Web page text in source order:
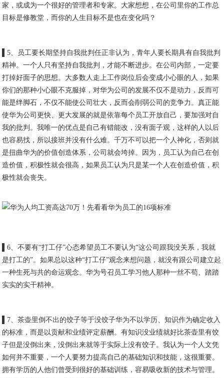
家，或成为一个很好的管理者和专家。大家想想，在公司里你的工作总
目标是修教堂，而你的人生目标不是也在变化吗？
▌5、员工要长期坚持自我批判任正非认为，青年人要长期具有自我批判
精神。一个人只有坚持自我批判，才能不断进步。在公司内部，一定要
打掉好面子的思想。大多数人走上工作岗位后会变成小心眼的人，如果
你们的那种小心眼不克服掉，对华为公司的发展不仅不是动力，反而可
能是绊脚石，不仅不能使公司壮大，反而会削弱公司的竞争力。真正能
使华为公司更快、更大发展的就是依靠每个员工开放自己，要加强对自
我的批判。我唯一的优点是自己有错能改，没有面子观，这样的人以后
也容易找，所以接班并没有什么难。千万不可以把一个人神化，否则就
是扭曲华为的价值创造体系，公司就会垮掉。因为，员工认为自己在创
造价值，积极性就会很高，如果员工认为只是某一个人在创造价值，积
极性就会丧失。
▌6、不要有“打工仔”心态希望员工不要认为“这公司跟我没关系，我就
是打工的”。如果总以这种“打工仔”观念来想问题，就没有跟公司建立起
一种生死与共的命运观念。华为号召员工学习他人那种一丝不苟、踏踏
实实的实干精神。
▌7、茶壶里倒不出的饺子等于没饺子华为不以学历、知识作为确定收入
的标准，而是以贡献和业绩评定薪酬。有知识没业绩就好比茶壶里有饺
子但是没倒出来，没倒出来就等于实际上没有饺子。我认为一个人文凭
如何并不重要，一个人要努力提高自己的基础知识和技能，这很重要。
拥有学历的人他们曾受到很好的基础训练，容易吸收新的技术与管理。